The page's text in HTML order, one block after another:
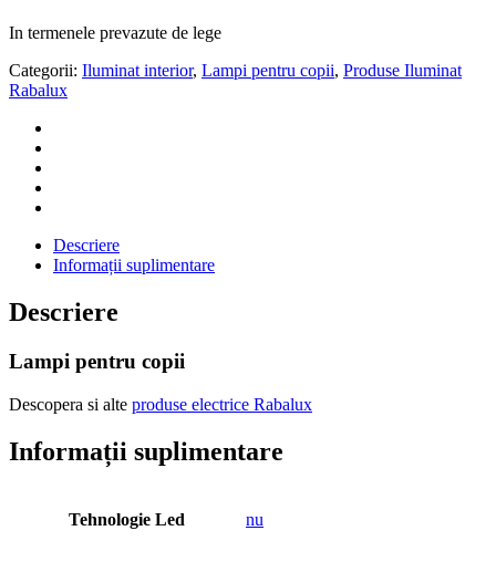
In termenele prevazute de lege
Categorii: Iluminat interior, Lampi pentru copii, Produse Iluminat
Rabalux
Descriere
Informații suplimentare
Descriere
Lampi pentru copii
Descopera si alte produse electrice Rabalux
Informații suplimentare
Tehnologie Led nu